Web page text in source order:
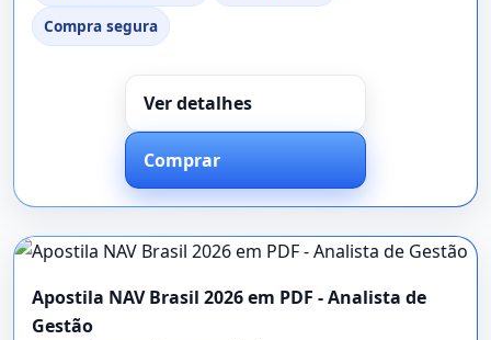
Compra segura
Ver detalhes
Comprar
Apostila NAV Brasil 2026 em PDF - Analista de
Gestão